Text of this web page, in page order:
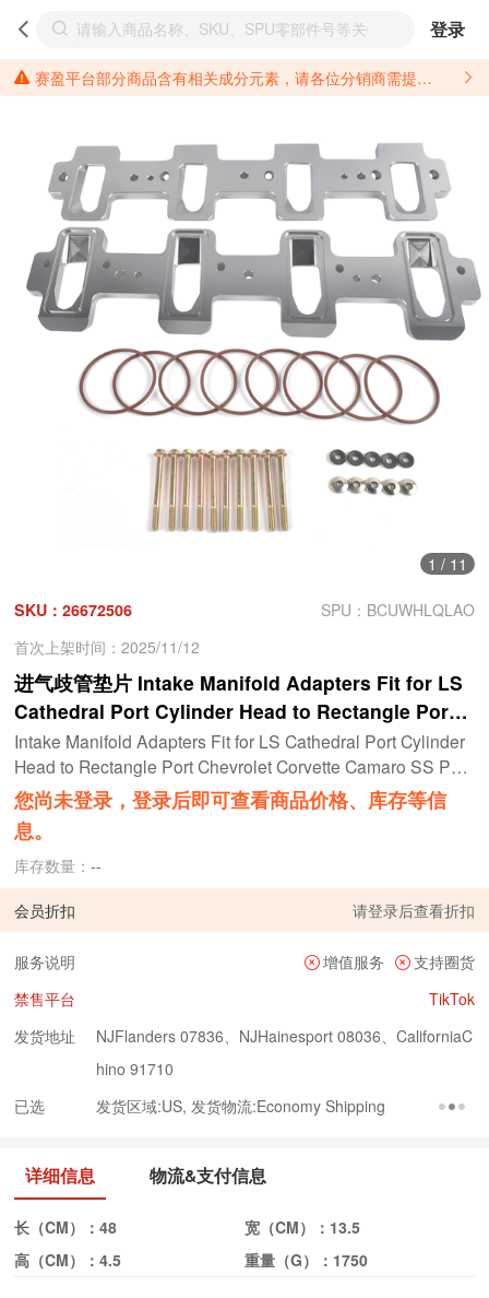
登录
赛盈平台部分商品含有相关成分元素，请各位分销商需提前了解产品材质情况，并针对其做好相关的风险把控，以免造成不必要的损失。 *美国加州65法案进一步规定了对于仅包含致癌物质，仅包含致生殖毒性物质，同时包含致癌物质和致生殖毒性物质，亦或是包含某一物质即为致癌物质又为致生殖毒性物质的产品的警示标语要求。 *新法案提供的警示标语修订并不是强制实施的，其只是避免昂贵诉讼的一种有效的方法。只要企业在保证其使用的另外的警示标语是“清晰和合理”并符合加州65法案要求的，那也是可以被接受的。*请充分了解第三方销售平台对商品上架规要求，并根据对应平台规则调整相关商品信息后进行上架，以免造成您不必要损失。 汽配产品上架注意事项： 不同第三方平台对于适配车型等信息的填写要求各有不同。例如：亚马逊明确禁止在产品标题、卖点和描述中直接使用适配车型的年份、品牌和型号信息；请您仔细研究并熟悉所销售平台关于汽配产品上架销售的具体规则，如果因上架的汽配产品信息填写不符合所销售平台要求，产生违规/侵权等问题所造成的损失需您自行承担。
1 / 11
SKU：26672506
SPU：BCUWHLQLAO
首次上架时间：2025/11/12
进气歧管垫片 Intake Manifold Adapters Fit for LS
Cathedral Port Cylinder Head to Rectangle Port
Chevrolet Corvette Camaro SS Pontiac G8 GXP 5
51316
Intake Manifold Adapters Fit for LS Cathedral Port Cylinder
Head to Rectangle Port Chevrolet Corvette Camaro SS Pon
tiac G8 GXP 551316
您尚未登录，登录后即可查看商品价格、库存等信
息。
库存数量：--
会员折扣 请登录后查看折扣
服务说明 增值服务
支持圈货
禁售平台
TikTok
发货地址
NJFlanders 07836、NJHainesport 08036、CaliforniaC
hino 91710
已选
发货区域:US, 发货物流:Economy Shipping
详细信息 物流&支付信息
长（CM）：48 宽（CM）： 13.5
高（CM）：4.5 重量（G）： 1750